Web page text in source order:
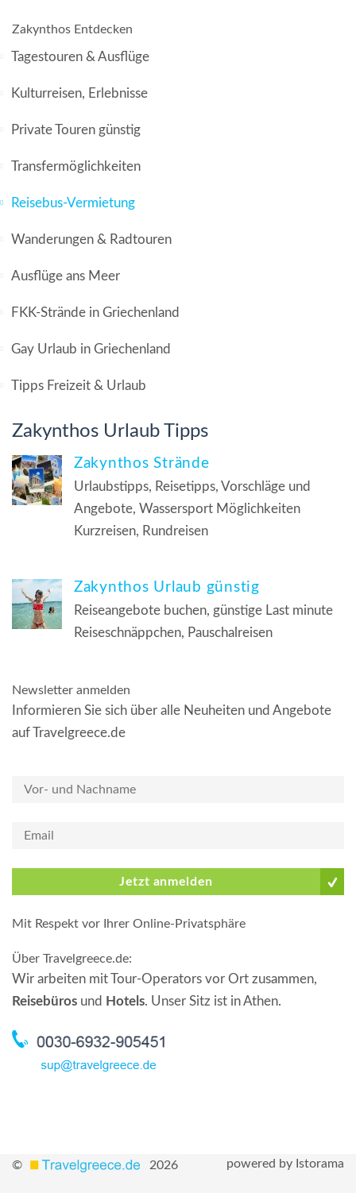
Zakynthos Entdecken
Tagestouren & Ausflüge
Kulturreisen, Erlebnisse
Private Touren günstig
Transfermöglichkeiten
Reisebus-Vermietung
Wanderungen & Radtouren
Ausflüge ans Meer
FKK-Strände in Griechenland
Gay Urlaub in Griechenland
Tipps Freizeit & Urlaub
Zakynthos Urlaub Tipps
Zakynthos Strände
Urlaubstipps, Reisetipps, Vorschläge und
Angebote, Wassersport Möglichkeiten
Kurzreisen, Rundreisen
Zakynthos Urlaub günstig
Reiseangebote buchen, günstige Last minute
Reiseschnäppchen, Pauschalreisen
Newsletter anmelden
Informieren Sie sich über alle Neuheiten und Angebote
auf Travelgreece.de
Jetzt anmelden
Mit Respekt vor Ihrer Online-Privatsphäre
Über Travelgreece.de:
Wir arbeiten mit Tour-Operators vor Ort zusammen,
Reisebüros und Hotels. Unser Sitz ist in Athen.
© 2026 powered by Istorama